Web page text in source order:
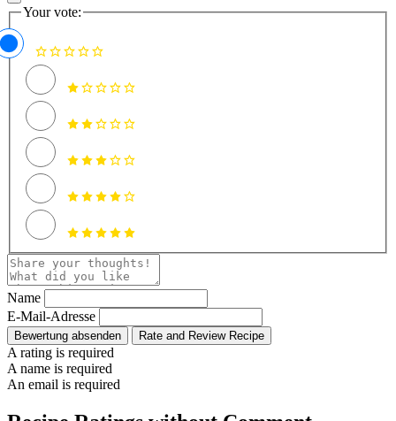
Your vote:
Name
E-Mail-Adresse
Bewertung absenden Rate and Review Recipe
A rating is required
A name is required
An email is required